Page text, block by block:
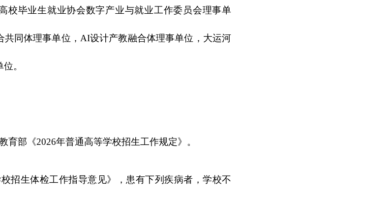
高校毕业生就业协会数字产业与就业工作委员会理事单
同体理事单位， AI设计产教融合体理事单位，大运河
位。
育部《2026年普通高等学校招生工作规定》。
招生体检工作指导意见》，患有下列疾病者，学校不